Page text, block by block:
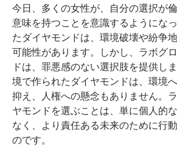
今日、多くの女性が、自分の選択が
意味を持つことを意識するようにな
たダイヤモンドは、環境破壊や紛争
可能性があります。しかし、ラボグ
ドは、罪悪感のない選択肢を提供し
境で作られたダイヤモンドは、環境
抑え、人権への懸念もありません。
ヤモンドを選ぶことは、単に個人的
なく、より責任ある未来のために行
のです。